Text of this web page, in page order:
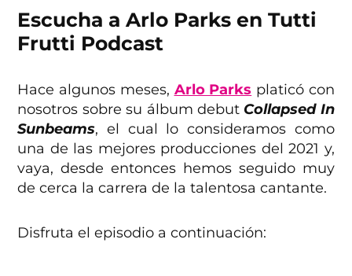
Escucha a Arlo Parks en Tutti
Frutti Podcast
Hace algunos meses, Arlo Parks platicó con
nosotros sobre su álbum debut Collapsed In
Sunbeams, el cual lo consideramos como
una de las mejores producciones del 2021 y,
vaya, desde entonces hemos seguido muy
de cerca la carrera de la talentosa cantante.
Disfruta el episodio a continuación: